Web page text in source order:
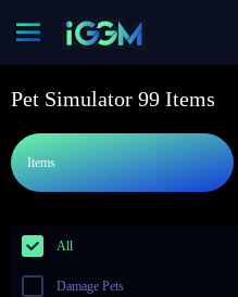
Pet Simulator 99 Items
Items
All
Damage Pets